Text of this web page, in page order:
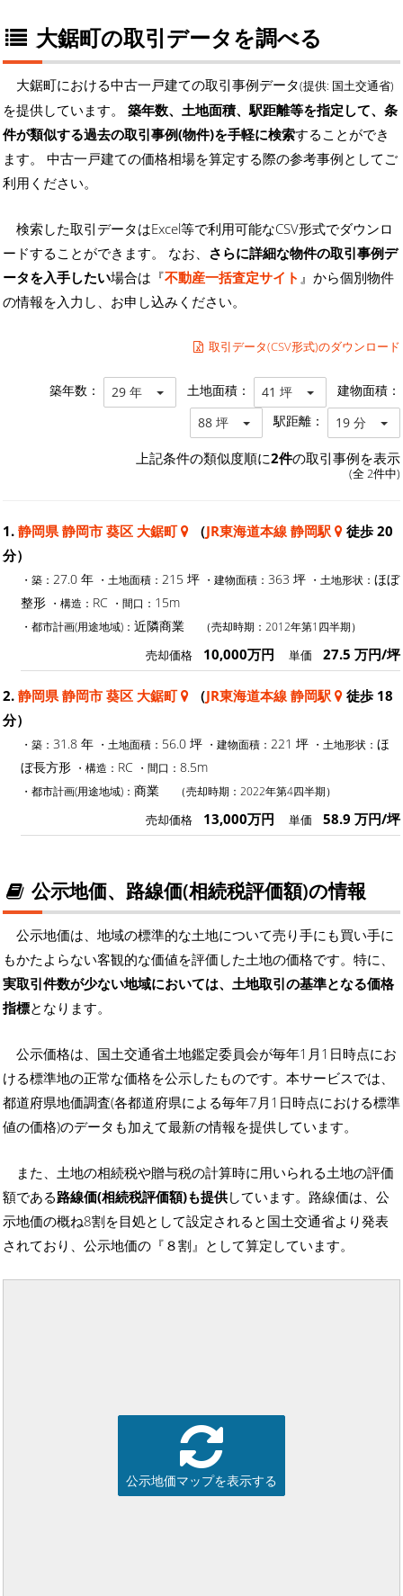
大鋸町の取引データを調べる
大鋸町における中古一戸建ての取引事例データ(提供: 国土交通省)
を提供しています。 築年数、土地面積、駅距離等を指定して、条
件が類似する過去の取引事例(物件)を手軽に検索することができ
ます。 中古一戸建ての価格相場を算定する際の参考事例としてご
利用ください。
検索した取引データはExcel等で利用可能なCSV形式でダウンロ
ードすることができます。 なお、 さらに詳細な物件の取引事例デ
ータを入手したい場合は『不動産一括査定サイト 』から個別物件
の情報を入力し、お申し込みください。
取引データ(CSV形式)のダウンロード
築年数： 29 年 土地面積： 41 坪 建物面積：
88 坪 駅距離： 19 分
上記条件の類似度順に2件の取引事例を表示
(全 2件中)
1. 静岡県 静岡市 葵区 大鋸町 （JR東海道本線 静岡駅
徒歩 20
分）
・築： 27.0 年 ・土地面積： 215 坪 ・建物面積： 363 坪 ・土地形状： ほぼ
整形 ・構造： RC ・間口： 15m
・都市計画(用途地域)： 近隣商業 （売却時期：2012年第1四半期）
売却価格 10,000万円 単価 27.5 万円/坪
2. 静岡県 静岡市 葵区 大鋸町 （JR東海道本線 静岡駅
徒歩 18
分）
・築： 31.8 年 ・土地面積： 56.0 坪 ・建物面積： 221 坪 ・土地形状： ほ
ぼ長方形 ・構造： RC ・間口： 8.5m
・都市計画(用途地域)： 商業 （売却時期：2022年第4四半期）
売却価格 13,000万円 単価 58.9 万円/坪
公示地価、路線価(相続税評価額)の情報
公示地価は、地域の標準的な土地について売り手にも買い手に
もかたよらない客観的な価値を評価した土地の価格です。特に、
実取引件数が少ない地域においては、土地取引の基準となる価格
指標となります。
公示価格は、国土交通省土地鑑定委員会が毎年1月1日時点にお
ける標準地の正常な価格を公示したものです。本サービスでは、
都道府県地価調査(各都道府県による毎年7月1日時点における標準
値の価格)のデータも加えて最新の情報を提供しています。
また、土地の相続税や贈与税の計算時に用いられる土地の評価
額である路線価(相続税評価額)も提供しています。路線価は、公
示地価の概ね8割を目処として設定されると国土交通省より発表
されており、公示地価の『８割』として算定しています。
公示地価マップを表示する